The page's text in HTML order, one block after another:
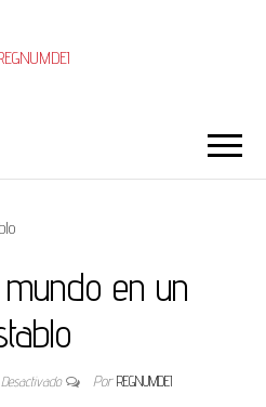
en un
Desactivado Por REGNUMDEI